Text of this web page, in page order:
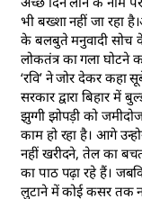
भी बख्शा नहीं जा रहा
के बलबुते मनुवादी सोच
लोकतंत्र का गला घोटने
‘रवि’ ने जोर देकर कहा
सरकार द्वारा बिहार में
झुग्गी झोपड़ी को
काम हो रहा है। आगे
नहीं खरीदने, तेल का
का पाठ पढ़ा रहे हैं।
लुटाने में कोई कसर तक